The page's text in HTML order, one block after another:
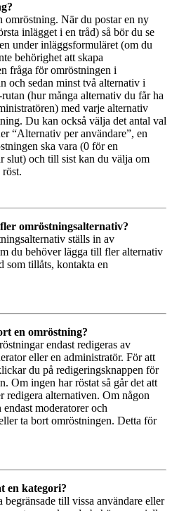
omröstning. När du postar en ny
inlägget i en tråd) så bör du se
under inläggsformuläret (om du
behörighet att skapa
fråga för omröstningen i
och sedan minst två alternativ i
(hur många alternativ du får ha
med varje alternativ
Du kan också välja det antal val
“Alternativ per användare”, en
ska vara (0 för en
slut) och till sist kan du välja om
omröstningsalternativ?
ställs in av
du behöver lägga till fler alternativ
som tillåts, kontakta en
en omröstning?
endast redigeras av
eller en administratör. För att
du på redigeringsknappen för
Om ingen har röstat så går det att
redigera alternativen. Om någon
moderatorer och
ta bort omröstningen. Detta för
en kategori?
begränsade till vissa användare eller